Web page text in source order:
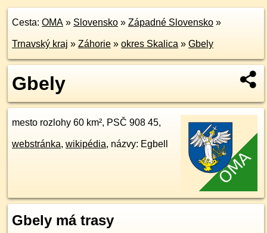
Cesta: OMA » Slovensko » Západné Slovensko »
Trnavský kraj » Záhorie » okres Skalica » Gbely
Gbely
mesto rozlohy 60 km², PSČ 908 45,
webstránka, wikipédia, názvy: Egbell
Gbely má trasy